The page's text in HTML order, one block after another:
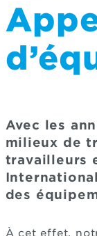
Avec les
milieux de
travailleurs
des